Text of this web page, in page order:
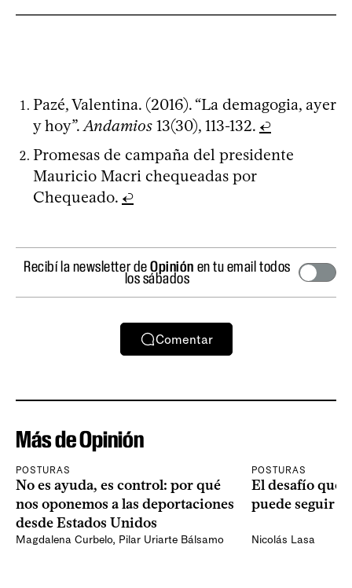
Pazé, Valentina. (2016). “La demagogia, ayer
y hoy”.Andamios 13(30), 113-132. ↩
Promesas de campaña del presidente
Mauricio Macri chequeadas por
Chequeado. ↩
Recibí la newsletter deOpinión en tu email todos
los sábados
Comentar
Más de Opinión
POSTURAS
No es ayuda, es control: por qué
nos oponemos a las deportaciones
desde Estados Unidos
Magdalena Curbelo, Pilar Uriarte Bálsamo
POSTURAS
El desafío que
puede seguir
Nicolás Lasa